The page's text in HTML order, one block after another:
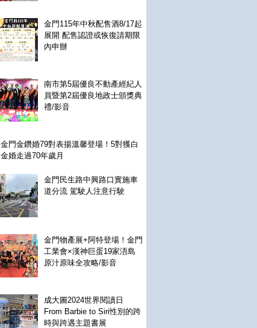
金門115年中秋配售酒8/17起
展開 配售認證或恢復請期限
內申辦
南市第5屆優良不動產經紀人
員暨第2屆優良地政士頒獎典
禮/影音
金門金鑽婚79對表揚溫馨登場！5對獲白
金婚走過70年歲月
金門民生路中興路口實施車
道分流 駕駛人注意行駛
金門物產展+阿特登場！金門
工業會×漢神巨蛋19家浯島
原汁原味全攻略/影音
成大圖2024世界閱讀日
From Barbie to Siri性別的跨
時與跨遇主題書展